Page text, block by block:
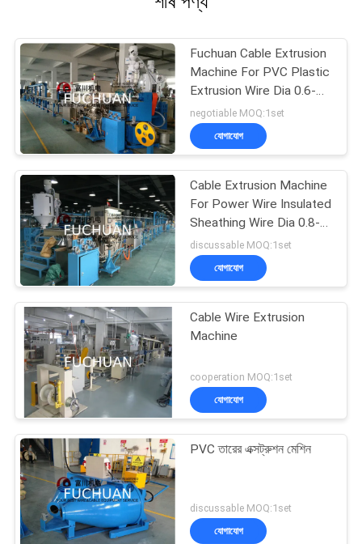
Fuchuan Cable Extrusion
Machine For PVC Plastic
Extrusion Wire Dia 0.6-
4mm
negotiable MOQ:1set
যোগাযোগ
Cable Extrusion Machine
For Power Wire Insulated
Sheathing Wire Dia 0.8-
8mm
discussable MOQ:1set
যোগাযোগ
Cable Wire Extrusion
Machine
cooperation MOQ:1set
যোগাযোগ
PVC তারের এক্সট্রুশন মেশিন
discussable MOQ:1set
যোগাযোগ